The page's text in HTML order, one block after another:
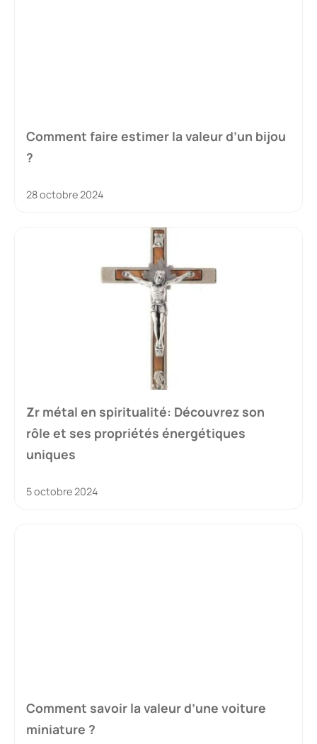
Comment faire estimer la valeur d’un bijou
?
28 octobre 2024
Zr métal en spiritualité: Découvrez son
rôle et ses propriétés énergétiques
uniques
5 octobre 2024
Comment savoir la valeur d’une voiture
miniature ?